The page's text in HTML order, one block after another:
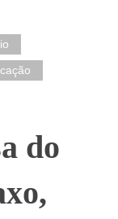
do